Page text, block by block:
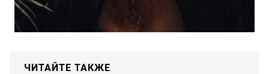
ЧИТАЙТЕ ТАКЖЕ